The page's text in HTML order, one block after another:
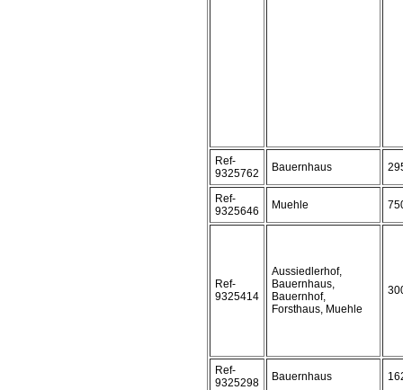
Ref-
9325762
Bauernhaus
Ref-
9325646
Muehle
Ref-
9325414
Aussiedlerhof,
Bauernhaus,
Bauernhof,
Forsthaus, Muehle
Ref-
9325298
Bauernhaus